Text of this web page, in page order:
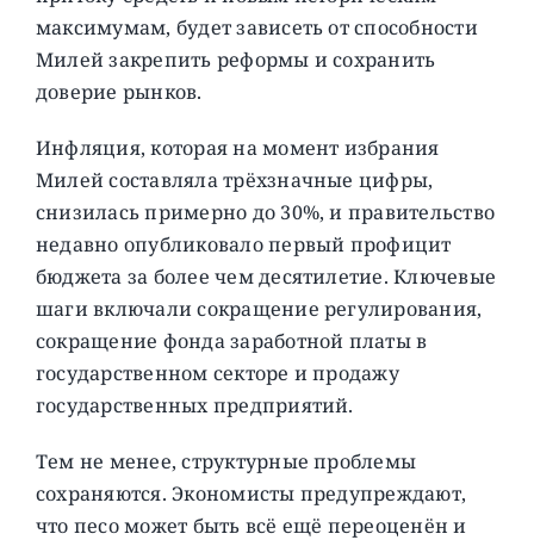
максимумам, будет зависеть от способности
Милей закрепить реформы и сохранить
доверие рынков.
Инфляция, которая на момент избрания
Милей составляла трёхзначные цифры,
снизилась примерно до 30%, и правительство
недавно опубликовало первый профицит
бюджета за более чем десятилетие. Ключевые
шаги включали сокращение регулирования,
сокращение фонда заработной платы в
государственном секторе и продажу
государственных предприятий.
Тем не менее, структурные проблемы
сохраняются. Экономисты предупреждают,
что песо может быть всё ещё переоценён и